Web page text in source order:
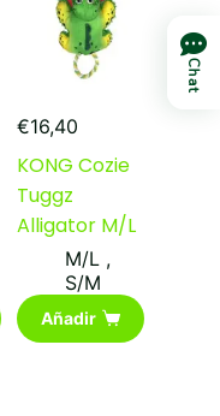
elegir
página
producto
€16,40
KONG Cozie
Tuggz
Alligator M/L
M/L ,
S/M
Añadir
Chat